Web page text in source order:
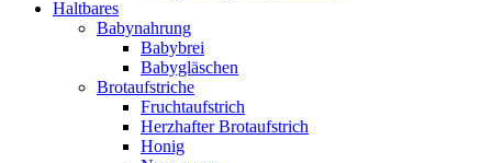
Haltbares
Babynahrung
Babybrei
Babygläschen
Brotaufstriche
Fruchtaufstrich
Herzhafter Brotaufstrich
Honig